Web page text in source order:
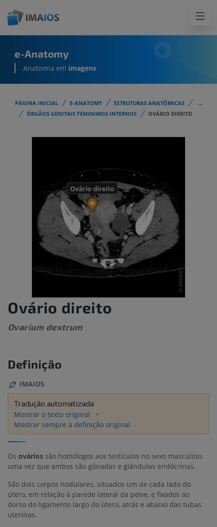
e-Anatomy
Anatomia em imagens
PÁGINA INICIAL E-ANATOMY ESTRUTURAS ANATÔMICAS
...
ÓRGÃOS GENITAIS FEMINIMOS INTERNOS
OVÁRIO DIREITO
Ovário direito
Ovarium dextrum
Definição
IMAIOS
Tradução automatizada
Mostrar o texto original
Mostrar sempre a definição original
Os ovários são homólogos aos testículos no sexo masculino,
uma vez que ambos são gônadas e glândulas endócrinas.
São dois corpos nodulares, situados um de cada lado do
útero, em relação à parede lateral da pelve, e fixados ao
dorso do ligamento largo do útero, atrás e abaixo das tubas
uterinas.